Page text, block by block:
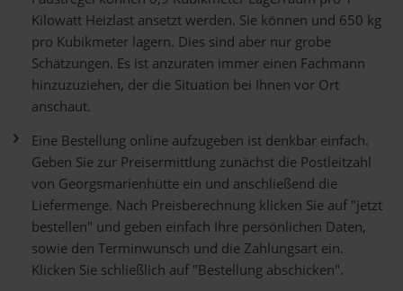
Kilowatt Heizlast ansetzt werden. Sie können und 650 kg
pro Kubikmeter lagern. Dies sind aber nur grobe
Schätzungen. Es ist anzuraten immer einen Fachmann
hinzuzuziehen, der die Situation bei Ihnen vor Ort
anschaut.
Eine Bestellung online aufzugeben ist denkbar einfach.
Geben Sie zur Preisermittlung zunächst die Postleitzahl
von Georgsmarienhütte ein und anschließend die
Liefermenge. Nach Preisberechnung klicken Sie auf "jetzt
bestellen" und geben einfach Ihre persönlichen Daten,
sowie den Terminwunsch und die Zahlungsart ein.
Klicken Sie schließlich auf "Bestellung abschicken".